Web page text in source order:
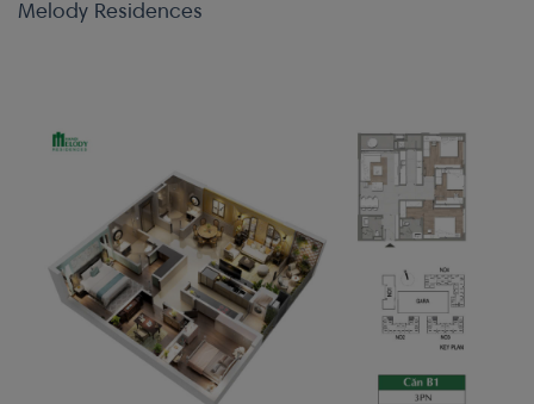
Melody Residences